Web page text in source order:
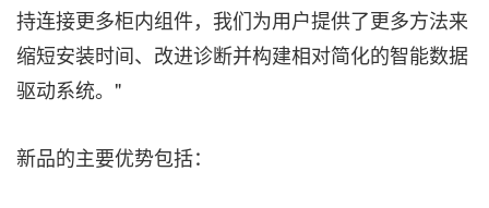
持连接更多柜内组件，我们为用户提供了更多方法来
缩短安装时间、改进诊断并构建相对简化的智能数据
驱动系统。"
新品的主要优势包括：